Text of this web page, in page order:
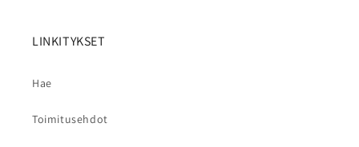
LINKITYKSET
Hae
Toimitusehdot